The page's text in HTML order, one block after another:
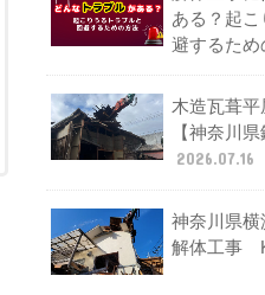
ある？起こ
避するため
木造瓦葺平
【神奈川
2026.07.16
神奈川県横
解体工事